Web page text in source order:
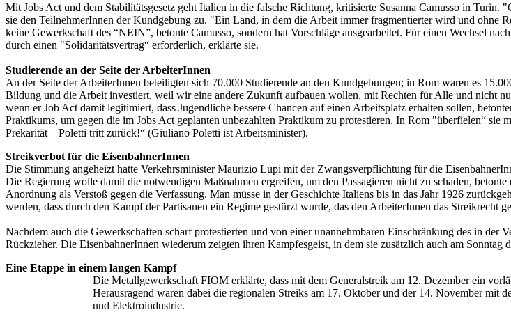
Mit Jobs Act und dem Stabilitätsgesetz geht Italien in die falsche Richtung, kritisierte Susanna Camusso in
sie den TeilnehmerInnen der Kundgebung zu. "Ein Land, in dem die Arbeit immer fragmentierter wird und
keine Gewerkschaft des “NEIN”, betonte Camusso, sondern hat Vorschläge ausgearbeitet. Für einen Wechsel
durch einen "Solidaritätsvertrag“ erforderlich, erklärte sie.
Studierende an der Seite der ArbeiterInnen
An der Seite der ArbeiterInnen beteiligten sich 70.000 Studierende an den Kundgebungen; in Rom waren es
Bildung und die Arbeit investiert, weil wir eine andere Zukunft aufbauen wollen, mit Rechten für Alle und nicht
wenn er Job Act damit legitimiert, dass Jugendliche bessere Chancen auf einen Arbeitsplatz erhalten sollen,
Praktikums, um gegen die im Jobs Act geplanten unbezahlten Praktikum zu protestieren. In Rom "überfielen“
Prekarität – Poletti tritt zurück!“ (Giuliano Poletti ist Arbeitsminister).
Streikverbot für die EisenbahnerInnen
Die Stimmung angeheizt hatte Verkehrsminister Maurizio Lupi mit der Zwangsverpflichtung für die
Die Regierung wolle damit die notwendigen Maßnahmen ergreifen, um den Passagieren nicht zu schaden,
Anordnung als Verstoß gegen die Verfassung. Man müsse in der Geschichte Italiens bis in das Jahr 1926
werden, dass durch den Kampf der Partisanen ein Regime gestürzt wurde, das den ArbeiterInnen das Streikrecht
Nachdem auch die Gewerkschaften scharf protestierten und von einer unannehmbaren Einschränkung des in der
Rückzieher. Die EisenbahnerInnen wiederum zeigten ihren Kampfesgeist, in dem sie zusätzlich auch am Sonntag
Eine Etappe in einem langen Kampf
Die Metallgewerkschaft FIOM erklärte, dass mit dem Generalstreik am 12. Dezember ein
Herausragend waren dabei die regionalen Streiks am 17. Oktober und der 14. November mit
und Elektroindustrie.